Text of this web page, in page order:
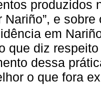
produzidos
Nariño”, e
em
que diz
dessa
o que fora